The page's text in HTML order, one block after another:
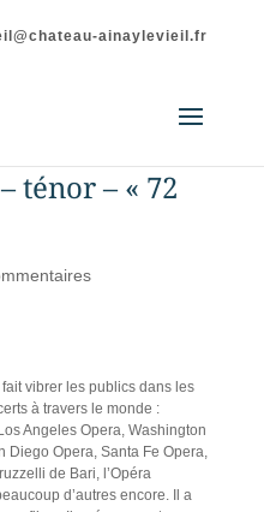
ainaylevieil.fr
ténor – « 72
vibrer les publics dans les
à travers le monde :
Angeles Opera, Washington
Diego Opera, Santa Fe Opera,
de Bari, l’Opéra
d’autres encore. Il a